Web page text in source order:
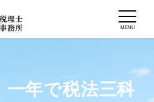
MENU
一年で税法三科